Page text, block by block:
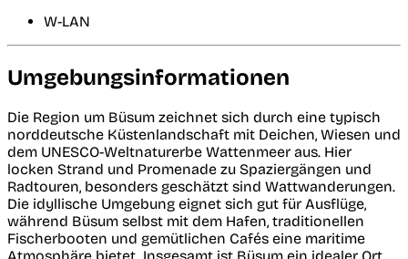
W-LAN
Umgebungsinformationen
Die Region um Büsum zeichnet sich durch eine typisch
norddeutsche Küstenlandschaft mit Deichen, Wiesen und
dem UNESCO-Weltnaturerbe Wattenmeer aus. Hier
locken Strand und Promenade zu Spaziergängen und
Radtouren, besonders geschätzt sind Wattwanderungen.
Die idyllische Umgebung eignet sich gut für Ausflüge,
während Büsum selbst mit dem Hafen, traditionellen
Fischerbooten und gemütlichen Cafés eine maritime